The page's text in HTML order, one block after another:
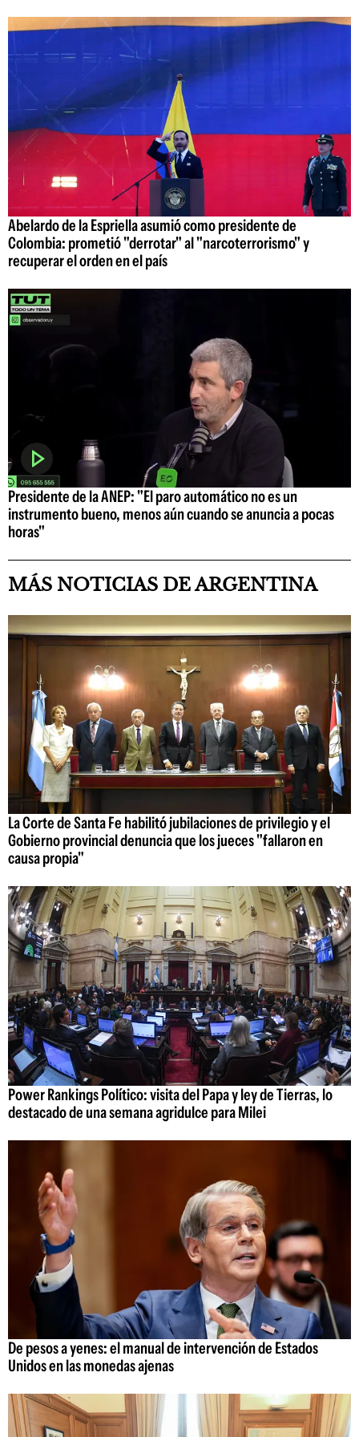
Abelardo de la Espriella asumió como presidente de
Colombia: prometió "derrotar" al "narcoterrorismo" y
recuperar el orden en el país
Presidente de la ANEP: "El paro automático no es un
instrumento bueno, menos aún cuando se anuncia a pocas
horas"
MÁS NOTICIAS DE ARGENTINA
La Corte de Santa Fe habilitó jubilaciones de privilegio y el
Gobierno provincial denuncia que los jueces "fallaron en
causa propia"
Power Rankings Político: visita del Papa y ley de Tierras, lo
destacado de una semana agridulce para Milei
De pesos a yenes: el manual de intervención de Estados
Unidos en las monedas ajenas